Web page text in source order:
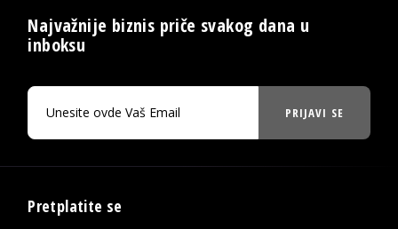
Najvažnije biznis priče svakog dana u
inboksu
PRIJAVI SE
Pretplatite se